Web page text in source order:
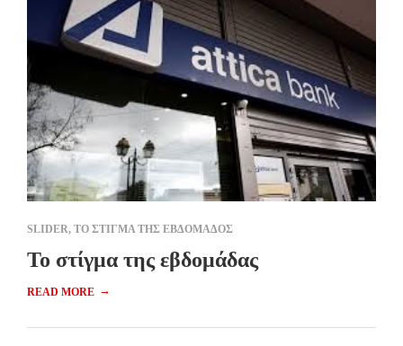
SLIDER, ΤΟ ΣΤΙΓΜΑ ΤΗΣ ΕΒΔΟΜΑΔΟΣ
Το στίγμα της εβδομάδας
READ MORE →